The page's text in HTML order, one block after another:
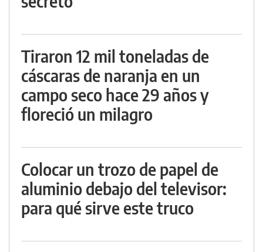
Tiraron 12 mil toneladas de
cáscaras de naranja en un
campo seco hace 29 años y
floreció un milagro
Colocar un trozo de papel de
aluminio debajo del televisor:
para qué sirve este truco